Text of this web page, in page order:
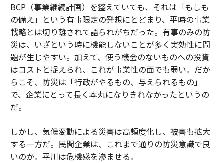
BCP（事業継続計画）を整えていても、それは「もしも
の備え」という有事限定の発想にとどまり、平時の事業
戦略とは切り離されて語られがちだった。有事のみの防
災は、いざという時に機能しないことが多く実効性に問
題が生じやすい。加えて、使う機会のないものへの投資
はコストと捉えられ、これが事業性の面でも弱い。だか
らこそ、防災は「行政がやるもの、与えられるもの」
で、企業にとって長く本丸になりきれなかったというの
だ。
しかし、気候変動による災害は高頻度化し、被害も拡大
する一方だ。民間企業は、これまで通りの防災意識で良
いのか。平川は危機感を滲ませる。